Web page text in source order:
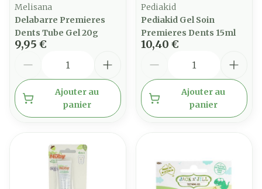
Melisana
Delabarre Premieres
Dents Tube Gel 20g
9,95 €
Ajouter au
panier
Pediakid
Pediakid Gel Soin
Premieres Dents 15ml
10,40 €
Ajouter au
panier